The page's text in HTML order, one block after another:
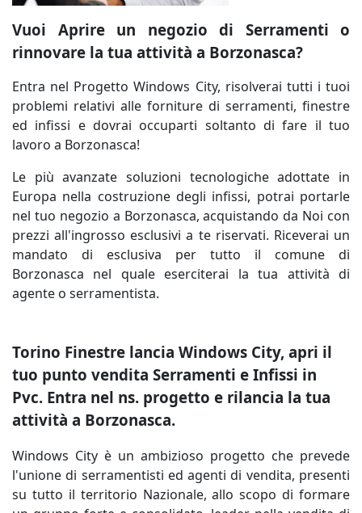
Vuoi Aprire un negozio di Serramenti o
rinnovare la tua attività a Borzonasca?
Entra nel Progetto Windows City, risolverai tutti i tuoi
problemi relativi alle forniture di serramenti, finestre
ed infissi e dovrai occuparti soltanto di fare il tuo
lavoro a Borzonasca!
Le più avanzate soluzioni tecnologiche adottate in
Europa nella costruzione degli infissi, potrai portarle
nel tuo negozio a Borzonasca, acquistando da Noi con
prezzi all'ingrosso esclusivi a te riservati. Riceverai un
mandato di esclusiva per tutto il comune di
Borzonasca nel quale eserciterai la tua attività di
agente o serramentista.
Torino Finestre lancia Windows City, apri il
tuo punto vendita Serramenti e Infissi in
Pvc. Entra nel ns. progetto e rilancia la tua
attività a Borzonasca.
Windows City è un ambizioso progetto che prevede
l'unione di serramentisti ed agenti di vendita, presenti
su tutto il territorio Nazionale, allo scopo di formare